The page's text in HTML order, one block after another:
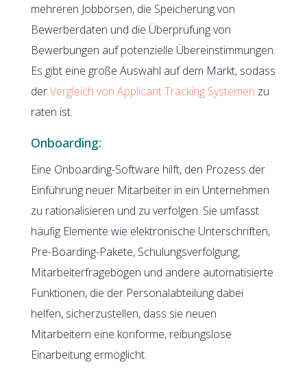
mehreren Jobbörsen, die Speicherung von
Bewerberdaten und die Überprüfung von
Bewerbungen auf potenzielle Übereinstimmungen.
Es gibt eine große Auswahl auf dem Markt, sodass
derVergleich von Applicant Tracking Systemen zu
raten ist.
Onboarding:
Eine Onboarding-Software hilft, den Prozess der
Einführung neuer Mitarbeiter in ein Unternehmen
zu rationalisieren und zu verfolgen. Sie umfasst
häufig Elemente wie elektronische Unterschriften,
Pre-Boarding-Pakete, Schulungsverfolgung,
Mitarbeiterfragebögen und andere automatisierte
Funktionen, die der Personalabteilung dabei
helfen, sicherzustellen, dass sie neuen
Mitarbeitern eine konforme, reibungslose
Einarbeitung ermöglicht.